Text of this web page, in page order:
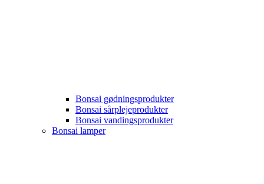
Bonsai gødningsprodukter
Bonsai sårplejeprodukter
Bonsai vandingsprodukter
Bonsai lamper